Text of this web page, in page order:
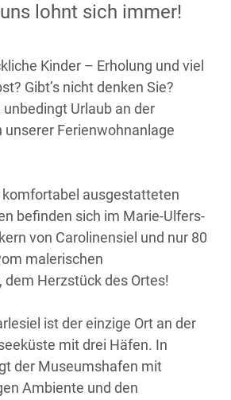
lohnt sich immer!
Kinder – Erholung und viel
Gibt’s nicht denken Sie?
unbedingt Urlaub an der
unserer Ferienwohnanlage
komfortabel ausgestatteten
befinden sich im Marie-Ulfers-
von Carolinensiel und nur 80
malerischen
Herzstück des Ortes!
ist der einzige Ort an der
mit drei Häfen. In
der Museumshafen mit
Ambiente und den